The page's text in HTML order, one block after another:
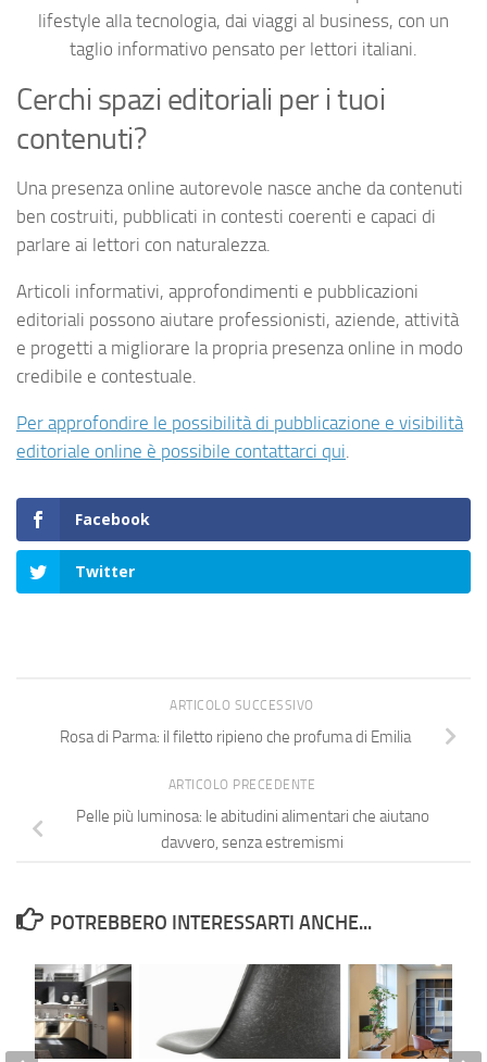
lifestyle alla tecnologia, dai viaggi al business, con un
taglio informativo pensato per lettori italiani.
Cerchi spazi editoriali per i tuoi
contenuti?
Una presenza online autorevole nasce anche da contenuti
ben costruiti, pubblicati in contesti coerenti e capaci di
parlare ai lettori con naturalezza.
Articoli informativi, approfondimenti e pubblicazioni
editoriali possono aiutare professionisti, aziende, attività
e progetti a migliorare la propria presenza online in modo
credibile e contestuale.
Per approfondire le possibilità di pubblicazione e visibilità
editoriale online è possibile contattarci qui
Facebook
Twitter
ARTICOLO SUCCESSIVO
Rosa di Parma: il filetto ripieno che profuma di Emilia
ARTICOLO PRECEDENTE
Pelle più luminosa: le abitudini alimentari che aiutano
davvero, senza estremismi
POTREBBERO INTERESSARTI ANCHE...